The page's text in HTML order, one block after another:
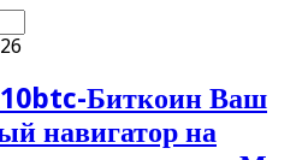
10btc-Биткоин Ваш
навигатор на